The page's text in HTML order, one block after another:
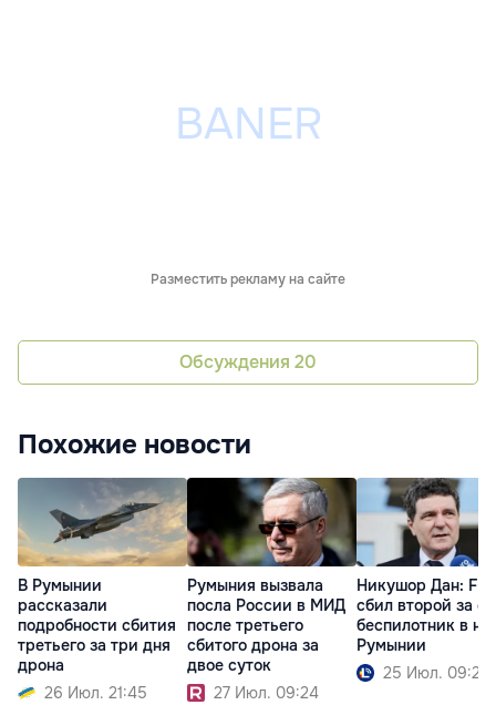
Разместить рекламу на сайте
Обсуждения 20
Похожие новости
В Румынии
рассказали
подробности сбития
третьего за три дня
дрона
26 Июл. 21:45
Румыния вызвала
посла России в МИД
после третьего
сбитого дрона за
двое суток
27 Июл. 09:24
Никушор Дан: F-
сбил второй за
беспилотник в
Румынии
25 Июл. 09:25